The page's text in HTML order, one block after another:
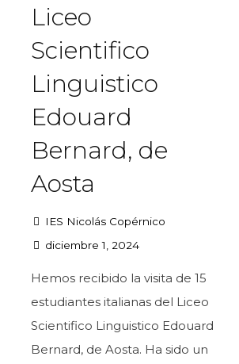
Liceo
Scientifico
Linguistico
Edouard
Bernard, de
Aosta
IES Nicolás Copérnico
diciembre 1, 2024
Hemos recibido la visita de 15
estudiantes italianas del Liceo
Scientifico Linguistico Edouard
Bernard, de Aosta. Ha sido un